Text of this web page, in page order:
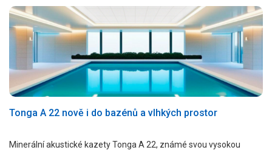
Tonga A 22 nově i do bazénů a vlhkých prostor
Minerální akustické kazety Tonga A 22, známé svou vysokou